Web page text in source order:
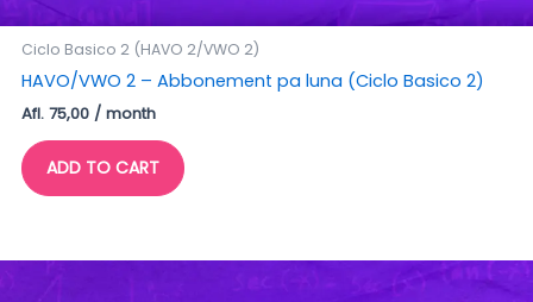
Ciclo Basico 2 (HAVO 2/VWO 2)
HAVO/VWO 2 – Abbonement pa luna (Ciclo Basico 2)
Afl.75,00 / month
ADD TO CART